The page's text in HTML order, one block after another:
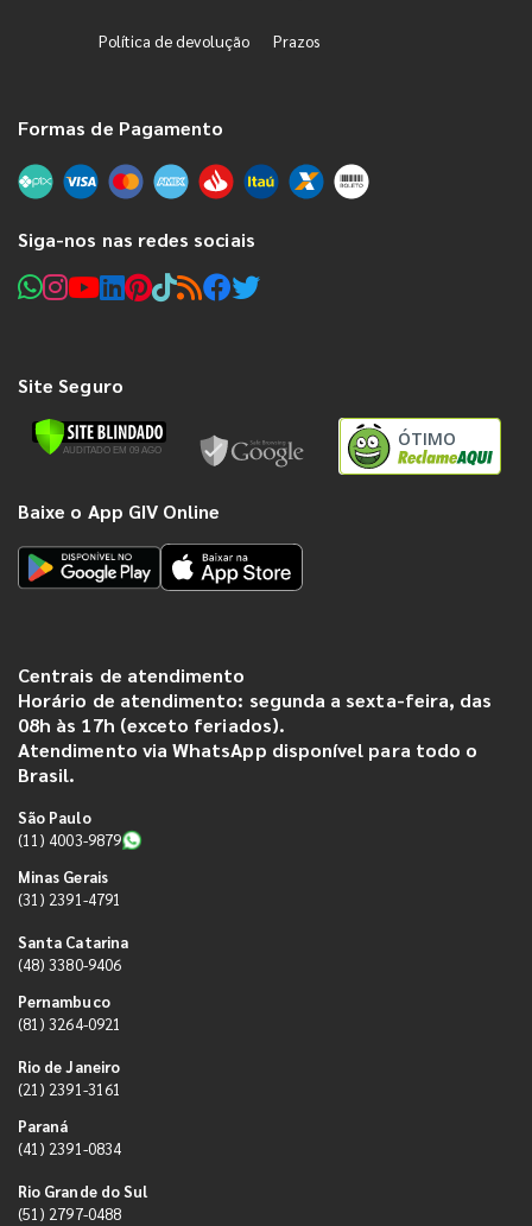
Política de devolução Prazos
Formas de Pagamento
Siga-nos nas redes sociais
Site Seguro
ÓTIMO
Baixe o App GIV Online
Centrais de atendimento
Horário de atendimento: segunda a sexta-feira, das
08h às 17h (exceto feriados).
Atendimento via WhatsApp disponível para todo o
Brasil.
São Paulo
(11) 4003-9879
Minas Gerais
(31) 2391-4791
Santa Catarina
(48) 3380-9406
Pernambuco
(81) 3264-0921
Rio de Janeiro
(21) 2391-3161
Paraná
(41) 2391-0834
Rio Grande do Sul
(51) 2797-0488